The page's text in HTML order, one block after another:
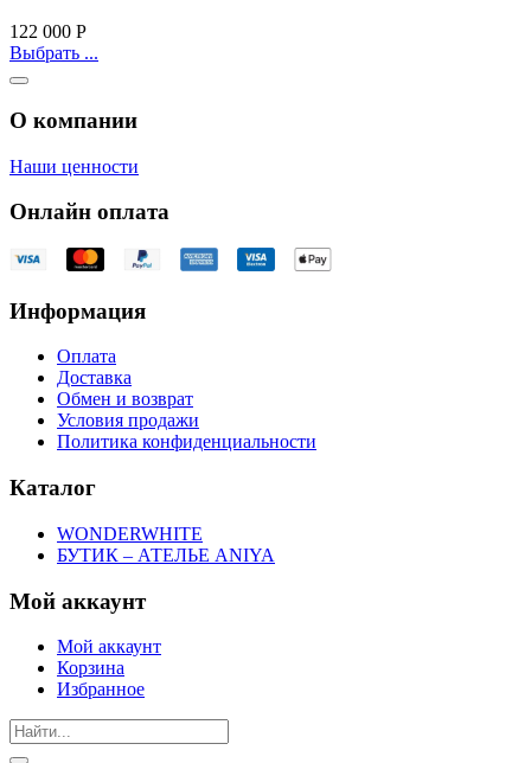
122 000 Р
Выбрать ...
О компании
Наши ценности
Онлайн оплата
Информация
Оплата
Доставка
Обмен и возврат
Условия продажи
Политика конфиденциальности
Каталог
WONDERWHITE
БУТИК – АТЕЛЬЕ ANIYA
Мой аккаунт
Мой аккаунт
Корзина
Избранное